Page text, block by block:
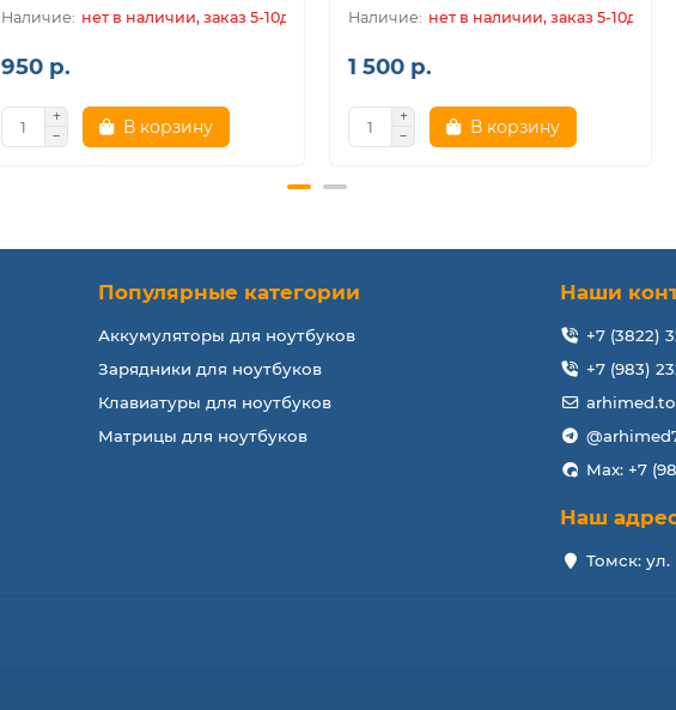
нет в наличии, заказ 5-10дн.
950 р.
В корзину
нет в наличии, заказ 5-10дн.
1 500 р.
В корзину
Популярные категории
Аккумуляторы для ноутбуков
Зарядники для ноутбуков
Клавиатуры для ноутбуков
Матрицы для ноутбуков
Наши
+7 (3822)
+7 (983)
Max: +7
Наш
Томск: ул.